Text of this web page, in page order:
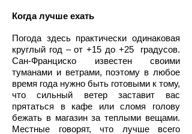
Когда лучше ехать
Погода здесь практически одинаковая
круглый год – от +15 до +25 градусов.
Сан-Франциско известен своими
туманами и ветрами, поэтому в любое
время года нужно быть готовыми к тому,
что сильный ветер заставит вас
прятаться в кафе или сломя голову
бежать в магазин за теплыми вещами.
Местные говорят, что лучше всего